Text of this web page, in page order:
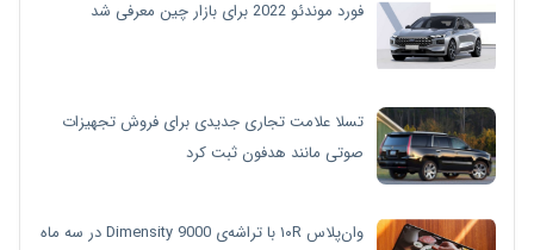
فورد موندئو 2022 برای بازار چین معرفی شد
تسلا علامت تجاری جدیدی برای فروش تجهیزات
صوتی مانند هدفون ثبت کرد
وان‌پلاس ۱۰R با تراشه‌ی Dimensity 9000 در سه ماه